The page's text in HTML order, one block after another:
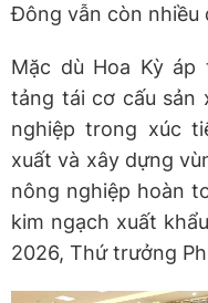
Đông vẫn còn nhiều
Mặc dù Hoa Kỳ
tảng tái cơ cấu sản
nghiệp trong xúc
xuất và xây dựng
nông nghiệp hoàn
kim ngạch xuất
2026, Thứ trưởng